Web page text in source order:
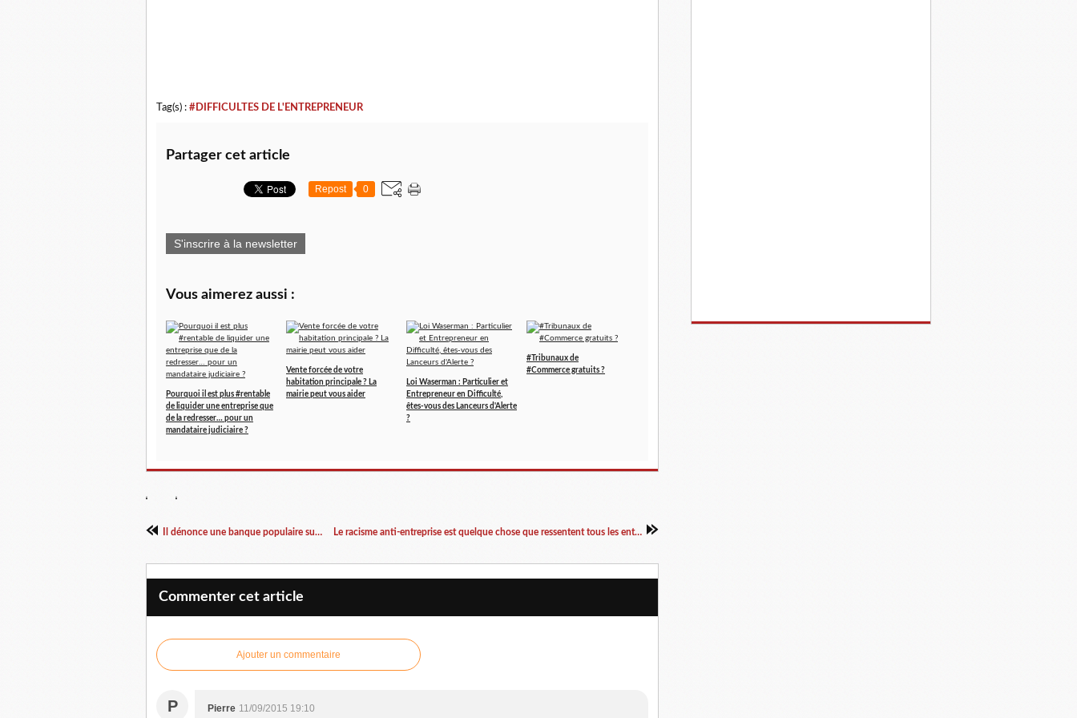
Tag(s) : #DIFFICULTES DE L'ENTREPRENEUR
Partager cet article
Repost 0
S'inscrire à la newsletter
Vous aimerez aussi :
Pourquoi il est plus #rentable
de liquider une entreprise que
de la redresser… pour un
mandataire judiciaire ?
Vente forcée de votre
habitation principale ? La
mairie peut vous aider
Loi Waserman : Particulier et
Entrepreneur en Difficulté,
êtes-vous des Lanceurs d'Alerte
?
#Tribunaux de
#Commerce gratuits ?
Il dénonce une banque populaire sur son blog....... Le racisme anti-entreprise est quelque chose que ressentent tous les entrepreneurs français .......
Commenter cet article
Ajouter un commentaire
P Pierre 11/09/2015 19:10